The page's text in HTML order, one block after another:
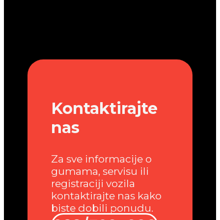
Kontaktirajte
nas
Za sve informacije o
gumama, servisu ili
registraciji vozila
kontaktirajte nas kako
biste dobili ponudu.